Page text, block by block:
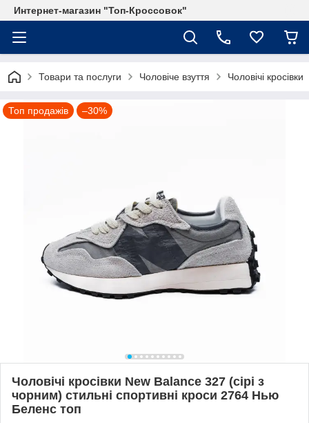
Интернет-магазин "Топ-Кроссовок"
Товари та послуги Чоловіче взуття Чоловічі кросівки
Топ продажів –30%
Чоловічі кросівки New Balance 327 (сірі з
чорним) стильні спортивні кроси 2764 Нью
Беленс топ